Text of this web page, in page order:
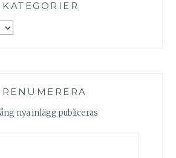
KATEGORIER
nya inlägg publiceras